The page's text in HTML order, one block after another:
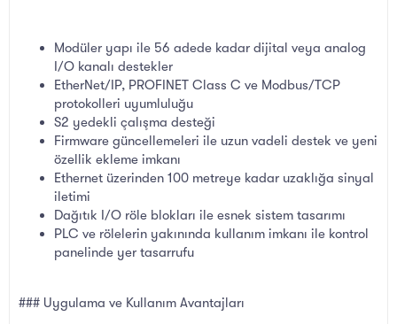
Modüler yapı ile 56 adede kadar dijital veya analog
I/O kanalı destekler
EtherNet/IP, PROFINET Class C ve Modbus/TCP
protokolleri uyumluluğu
S2 yedekli çalışma desteği
Firmware güncellemeleri ile uzun vadeli destek ve yeni
özellik ekleme imkanı
Ethernet üzerinden 100 metreye kadar uzaklığa sinyal
iletimi
Dağıtık I/O röle blokları ile esnek sistem tasarımı
PLC ve rölelerin yakınında kullanım imkanı ile kontrol
panelinde yer tasarrufu
### Uygulama ve Kullanım Avantajları